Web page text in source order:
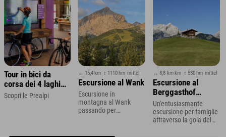
Tour in bici da
corsa dei 4 laghi
nella regione dello
Scopri le Prealpi
↔ 15,4 km ↕ 1110 hm mittel
Escursione al Wank
Escursione in
montagna al Wank
passando per
Partenkirchen
↔ 8,8 km km ↕ 530 hm mittel
Escursione al
Berggasthof
Eckbauer
Un'entusiasmante
escursione per famiglie
attraverso la gola del